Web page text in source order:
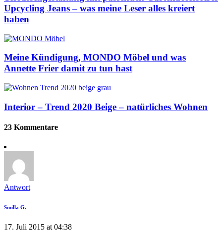
Upcycling Jeans – was meine Leser alles kreiert
haben
Meine Kündigung, MONDO Möbel und was
Annette Frier damit zu tun hast
Interior – Trend 2020 Beige – natürliches Wohnen
23 Kommentare
Antwort
Smilla G.
17. Juli 2015 at 04:38